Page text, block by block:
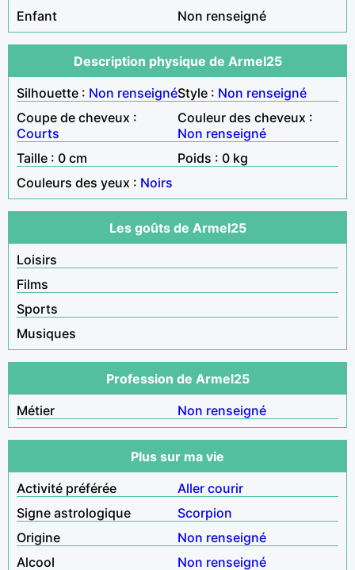
Enfant
Non renseigné
Description physique de Armel25
Silhouette : Non renseignéStyle : Non renseigné
Coupe de cheveux :
Courts
Couleur des cheveux :
Non renseigné
Taille : 0 cm
Poids : 0 kg
Couleurs des yeux : Noirs
Les goûts de Armel25
Loisirs
Films
Sports
Musiques
Profession de Armel25
Métier
Non renseigné
Plus sur ma vie
Activité préférée
Aller courir
Signe astrologique
Scorpion
Origine
Non renseigné
Alcool
Non renseigné